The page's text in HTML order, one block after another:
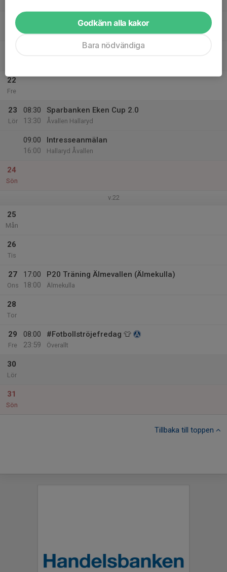
Fotografering - Glöm ej lappen!
22
Fre
23
Lör
08:30
13:30
Sparbanken Eken Cup 2.0
Åvallen Hallaryd
09:00
16:00
Intresseanmälan
Hallaryd Åvallen
24
Sön
v.22
25
Mån
26
Tis
27
Ons
17:00
18:00
P20 Träning Älmevallen (Älmekulla)
Älmekulla
28
Tor
29
Fre
08:00
23:59
#Fotbollströjefredag 👕
Överallt
30
Lör
31
Sön
Tillbaka till toppen
Godkänn alla kakor
Bara nödvändiga